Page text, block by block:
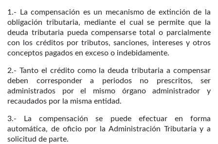
1.- La compensación es un mecanismo de extinción de la
obligación tributaria, mediante el cual se permite que la
deuda tributaria pueda compensarse total o parcialmente
con los créditos por tributos, sanciones, intereses y otros
conceptos pagados en exceso o indebidamente.
2.- Tanto el crédito como la deuda tributaria a compensar
deben corresponder a periodos no prescritos, ser
administrados por el mismo órgano administrador y
recaudados por la misma entidad.
3.- La compensación se puede efectuar en forma
automática, de oficio por la Administración Tributaria y a
solicitud de parte.